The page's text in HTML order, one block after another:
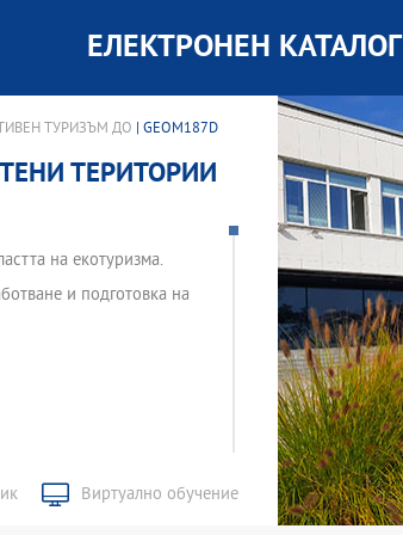
ЕЛЕКТРОНЕН КАТАЛОГ
ТУРИЗЪМ ДО | GEOM187D
ТЕРИТОРИИ
на екотуризма.
и подготовка на
Виртуално обучение